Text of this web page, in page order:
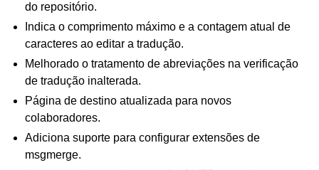
do repositório.
Indica o comprimento máximo e a contagem atual de
caracteres ao editar a tradução.
Melhorado o tratamento de abreviações na verificação
de tradução inalterada.
Página de destino atualizada para novos
colaboradores.
Adiciona suporte para configurar extensões de
msgmerge.